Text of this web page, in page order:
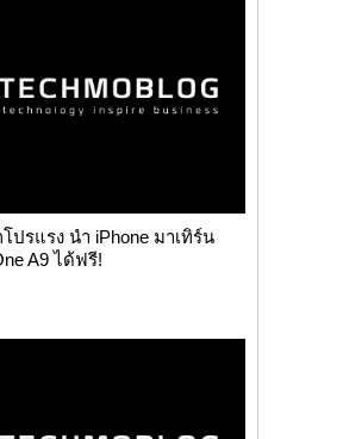
ปรแรง นำ iPhone มาเทิร์น
A9 ได้ฟรี!